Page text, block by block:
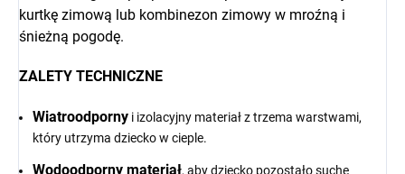
kurtkę zimową lub kombinezon zimowy w mroźną i
śnieżną pogodę.
ZALETY TECHNICZNE
Wiatroodporny i izolacyjny materiał z trzema warstwami,
który utrzyma dziecko w cieple.
Wodoodporny materiał, aby dziecko pozostało suche